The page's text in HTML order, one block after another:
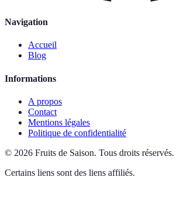
Navigation
Accueil
Blog
Informations
A propos
Contact
Mentions légales
Politique de confidentialité
© 2026 Fruits de Saison. Tous droits réservés.
Certains liens sont des liens affiliés.